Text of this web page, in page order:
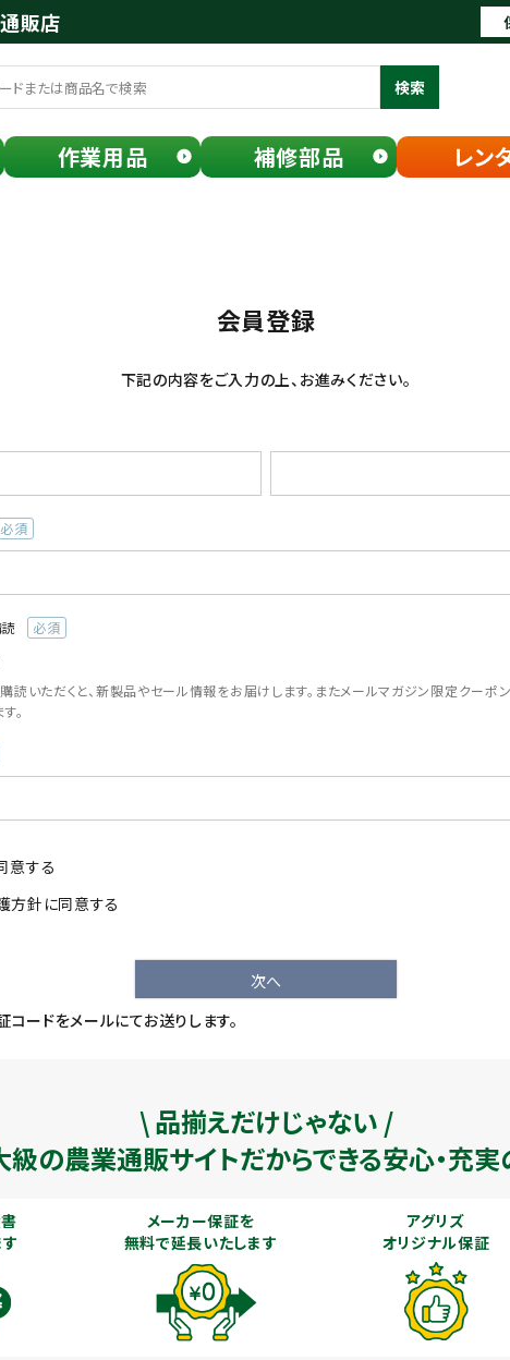
販店
検索
作業用品 補修部品 レン
会員登録
下記の内容をご入力の上、お進みください。
読いただくと、新製品やセール情報をお届けします。またメールマガジン限定クーポ
。
意する
方針 に同意する
次へ
ードをメールにてお送りします。
\ 品揃えだけじゃない /
級の農業通販サイトだからできる安心・充
メーカー保証を
無料で延長いたします
アグリズ
オリジナル保証